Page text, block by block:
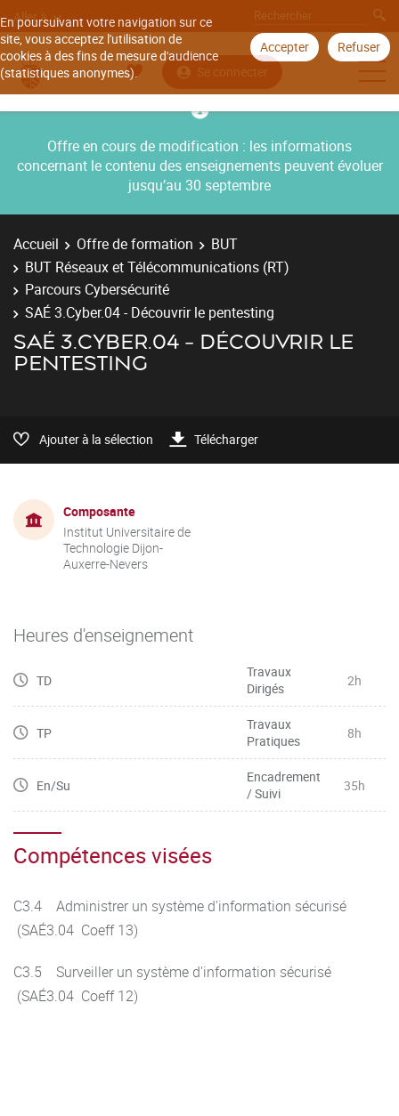
En poursuivant votre navigation sur ce
site, vous acceptez l'utilisation de
cookies à des fins de mesure d'audience
(statistiques anonymes).
Accepter Refuser
Aller à
Se connecter
Offre en cours de modification : les informations
concernant le contenu des enseignements peuvent évoluer
jusqu’au 30 septembre
Accueil Offre de formation
BUT
BUT Réseaux et Télécommunications (RT)
Parcours Cybersécurité
SAÉ 3.Cyber.04 - Découvrir le pentesting
SAÉ 3.CYBER.04 - DÉCOUVRIR LE
PENTESTING
Ajouter à la sélection Télécharger
Composante
Institut Universitaire de
Technologie Dijon-
Auxerre-Nevers
Heures d'enseignement
TD
Travaux
Dirigés
2h
TP
Travaux
Pratiques
8h
En/Su
Encadrement
/ Suivi
35h
Compétences visées
C3.4 Administrer un système d'information sécurisé
(SAÉ3.04 Coeff 13)
C3.5 Surveiller un système d'information sécurisé
(SAÉ3.04 Coeff 12)